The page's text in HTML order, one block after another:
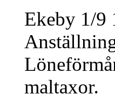
Ekeby 1/9
maltaxor.